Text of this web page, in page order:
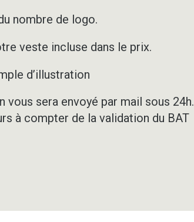
nombre de logo.
veste incluse dans le prix.
d’illustration
vous sera envoyé par mail sous 24h.
à compter de la validation du BAT